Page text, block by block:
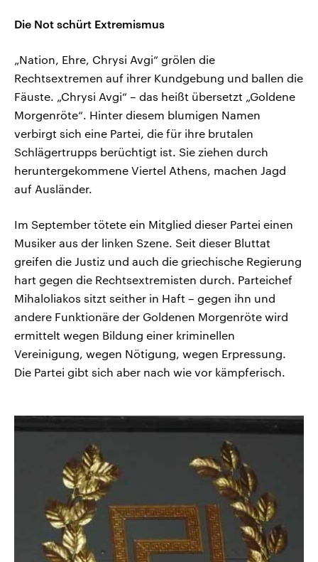
Die Not schürt Extremismus
„Nation, Ehre, Chrysi Avgi“ grölen die
Rechtsextremen auf ihrer Kundgebung und ballen die
Fäuste. „Chrysi Avgi“ – das heißt übersetzt „Goldene
Morgenröte“. Hinter diesem blumigen Namen
verbirgt sich eine Partei, die für ihre brutalen
Schlägertrupps berüchtigt ist. Sie ziehen durch
heruntergekommene Viertel Athens, machen Jagd
auf Ausländer.
Im September tötete ein Mitglied dieser Partei einen
Musiker aus der linken Szene. Seit dieser Bluttat
greifen die Justiz und auch die griechische Regierung
hart gegen die Rechtsextremisten durch. Parteichef
Mihaloliakos sitzt seither in Haft – gegen ihn und
andere Funktionäre der Goldenen Morgenröte wird
ermittelt wegen Bildung einer kriminellen
Vereinigung, wegen Nötigung, wegen Erpressung.
Die Partei gibt sich aber nach wie vor kämpferisch.